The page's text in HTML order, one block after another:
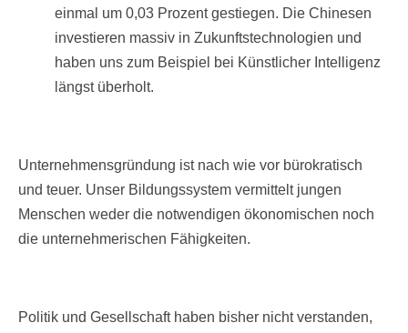
einmal um 0,03 Prozent gestiegen. Die Chinesen
investieren massiv in Zukunftstechnologien und
haben uns zum Beispiel bei Künstlicher Intelligenz
längst überholt.
Unternehmensgründung ist nach wie vor bürokratisch
und teuer. Unser Bildungssystem vermittelt jungen
Menschen weder die notwendigen ökonomischen noch
die unternehmerischen Fähigkeiten.
Politik und Gesellschaft haben bisher nicht verstanden,